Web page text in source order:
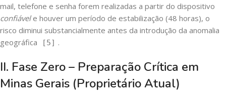
mail, telefone e senha forem realizadas a partir do dispositivo
confiávele houver um período de estabilização (48 horas), o
risco diminui substancialmente antes da introdução da anomalia
geográfica
[5] .
II. Fase Zero – Preparação Crítica em
Minas Gerais (Proprietário Atual)